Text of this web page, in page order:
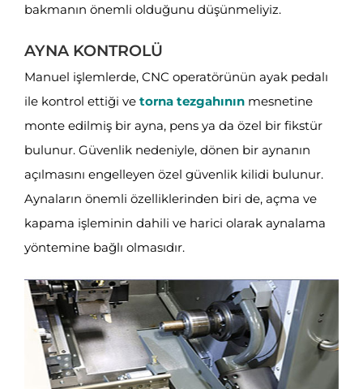
bakmanın önemli olduğunu düşünmeliyiz.
AYNA KONTROLÜ
Manuel işlemlerde, CNC operatörünün ayak pedalı
ile kontrol ettiği ve torna tezgahınınmesnetine
monte edilmiş bir ayna, pens ya da özel bir fikstür
bulunur. Güvenlik nedeniyle, dönen bir aynanın
açılmasını engelleyen özel güvenlik kilidi bulunur.
Aynaların önemli özelliklerinden biri de, açma ve
kapama işleminin dahili ve harici olarak aynalama
yöntemine bağlı olmasıdır.